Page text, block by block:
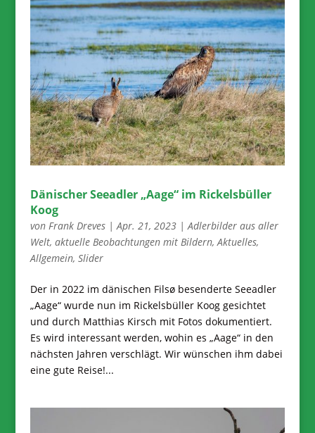
Dänischer Seeadler „Aage“ im Rickelsbüller
Koog
von Frank Dreves| Apr. 21, 2023| Adlerbilder aus aller
Welt, aktuelle Beobachtungen mit Bildern, Aktuelles,
Allgemein, Slider
Der in 2022 im dänischen Filsø besenderte Seeadler
„Aage“ wurde nun im Rickelsbüller Koog gesichtet
und durch Matthias Kirsch mit Fotos dokumentiert.
Es wird interessant werden, wohin es „Aage“ in den
nächsten Jahren verschlägt. Wir wünschen ihm dabei
eine gute Reise!...